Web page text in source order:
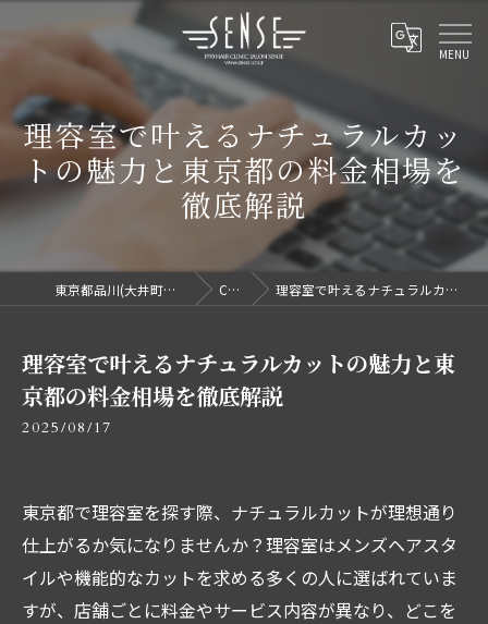
理容室で叶えるナチュラルカッ
トの魅力と東京都の料金相場を
徹底解説
東京都品川(大井町駅/洗足駅)で理容室ならセンス COLUMN 理容室で叶えるナチュラルカットの魅力と東京都の料金相場を徹底解説
理容室で叶えるナチュラルカットの魅力と東
京都の料金相場を徹底解説
2025/08/17
東京都で理容室を探す際、ナチュラルカットが理想通り
仕上がるか気になりませんか？理容室はメンズヘアスタ
イルや機能的なカットを求める多くの人に選ばれていま
すが、店舗ごとに料金やサービス内容が異なり、どこを